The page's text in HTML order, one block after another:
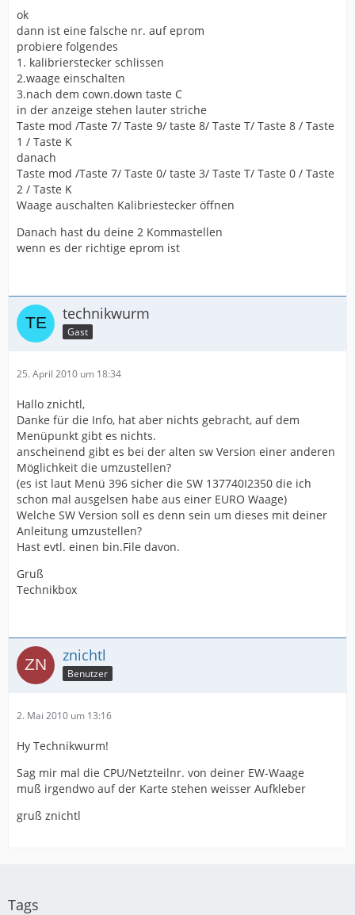
ok
dann ist eine falsche nr. auf eprom
probiere folgendes
1. kalibrierstecker schlissen
2.waage einschalten
3.nach dem cown.down taste C
in der anzeige stehen lauter striche
Taste mod /Taste 7/ Taste 9/ taste 8/ Taste T/ Taste 8 / Taste
1 / Taste K
danach
Taste mod /Taste 7/ Taste 0/ taste 3/ Taste T/ Taste 0 / Taste
2 / Taste K
Waage auschalten Kalibriestecker öffnen
Danach hast du deine 2 Kommastellen
wenn es der richtige eprom ist
technikwurm
Gast
25. April 2010 um 18:34
Hallo znichtl,
Danke für die Info, hat aber nichts gebracht, auf dem
Menüpunkt gibt es nichts.
anscheinend gibt es bei der alten sw Version einer anderen
Möglichkeit die umzustellen?
(es ist laut Menü 396 sicher die SW 137740I2350 die ich
schon mal ausgelsen habe aus einer EURO Waage)
Welche SW Version soll es denn sein um dieses mit deiner
Anleitung umzustellen?
Hast evtl. einen bin.File davon.
Gruß
Technikbox
znichtl
Benutzer
2. Mai 2010 um 13:16
Hy Technikwurm!
Sag mir mal die CPU/Netzteilnr. von deiner EW-Waage
muß irgendwo auf der Karte stehen weisser Aufkleber
gruß znichtl
Tags